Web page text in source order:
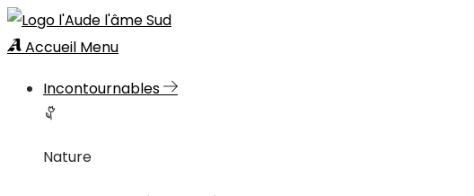
Accueil Menu
Incontournables
Nature